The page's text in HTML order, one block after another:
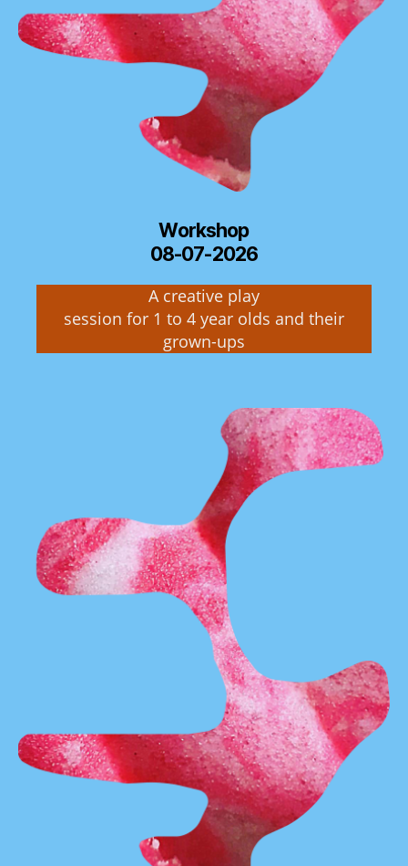
Workshop
08-07-2026
A creative play
session for 1 to 4 year olds and their
grown-ups